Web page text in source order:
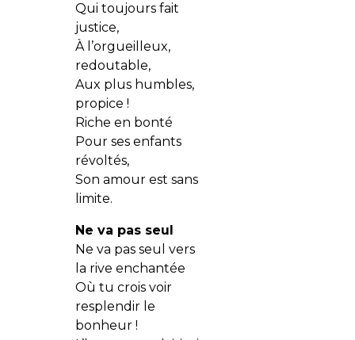
Qui toujours fait
justice,
À l’orgueilleux,
redoutable,
Aux plus humbles,
propice !
Riche en bonté
Pour ses enfants
révoltés,
Son amour est sans
limite.
Ne va pas seul
Ne va pas seul vers
la rive enchantée
Où tu crois voir
resplendir le
bonheur !